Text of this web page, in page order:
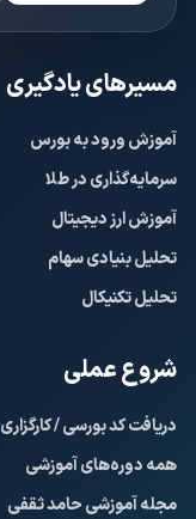
مسیرهای یادگیری
آموزش ورود به بورس
سرمایه‌گذاری در طلا
آموزش ارز دیجیتال
تحلیل بنیادی سهام
تحلیل تکنیکال
شروع عملی
دریافت کد بورسی / کارگزاری
همه دوره‌های آموزشی
مجله آموزشی حامد ثقفی